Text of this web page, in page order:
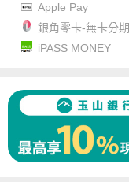
Apple Pay
銀角零卡-無卡分期
iPASS MONEY